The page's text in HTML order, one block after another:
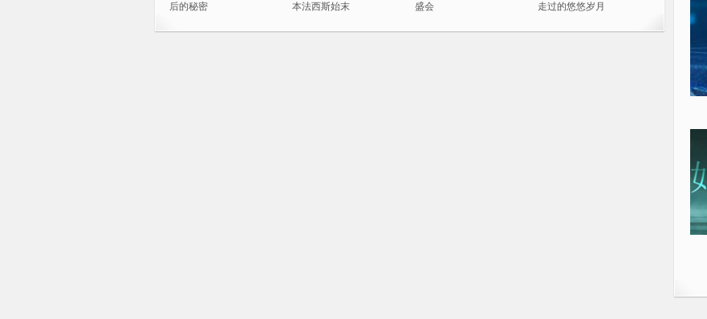
后的秘密
本法西斯始末
盛会
走过的悠悠岁月